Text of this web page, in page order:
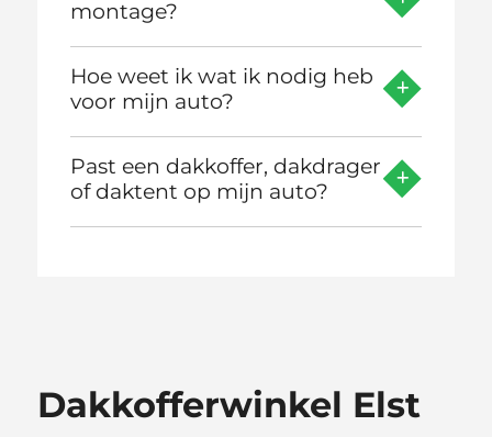
montage?
Hoe weet ik wat ik nodig heb
voor mijn auto?
Past een dakkoffer, dakdrager
of daktent op mijn auto?
Dakkofferwinkel Elst